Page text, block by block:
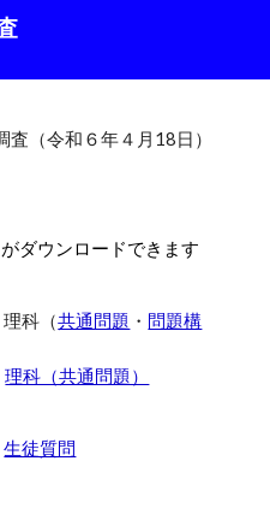
査（令和６年４月18日）
ダウンロードできます
理科（共通問題 ・ 問題構
理科（共通問題）
生徒質問